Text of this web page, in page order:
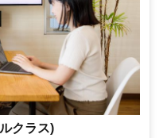
クラス)